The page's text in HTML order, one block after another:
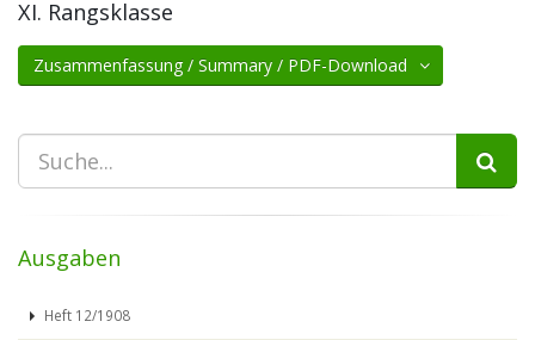
XI. Rangsklasse
Zusammenfassung / Summary / PDF-Download
Ausgaben
Heft 12/1908